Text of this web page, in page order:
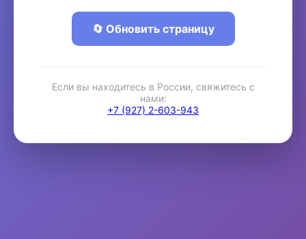
🔄 Обновить страницу
Если вы находитесь в России, свяжитесь с
нами:
+7 (927) 2-603-943